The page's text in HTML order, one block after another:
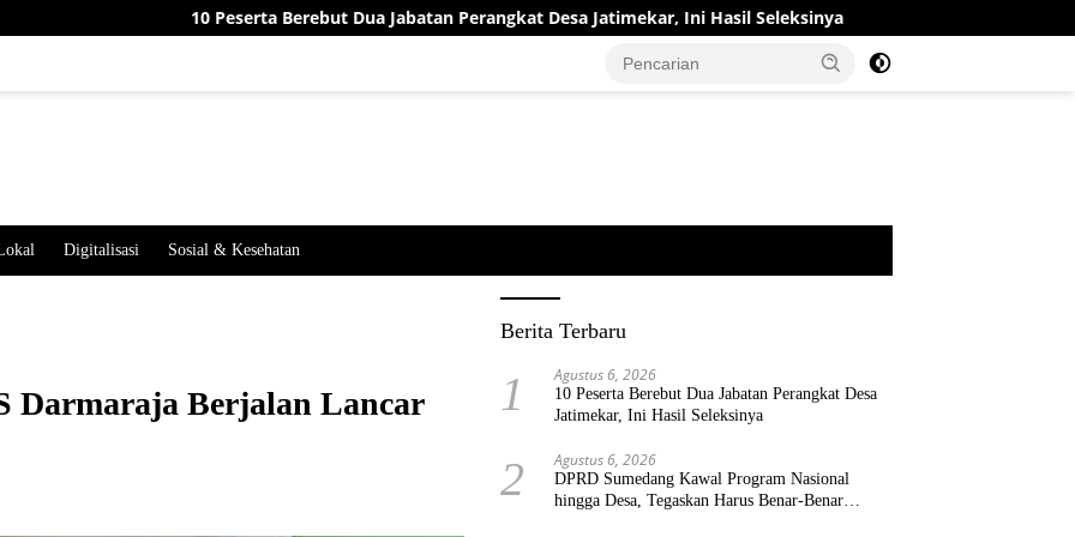
10 Peserta Berebut Dua Jabatan Perangkat Desa Jatimekar, Ini Hasil Seleksinya DPRD Sumedang Kawal
Digitalisasi Sosial & Kesehatan
Darmaraja Berjalan Lancar
Berita Terbaru
1 Agustus 6, 2026
10 Peserta Berebut Dua Jabatan Perangkat Desa
Jatimekar, Ini Hasil Seleksinya
2 Agustus 6, 2026
DPRD Sumedang Kawal Program Nasional
hingga Desa, Tegaskan Harus Benar-Benar